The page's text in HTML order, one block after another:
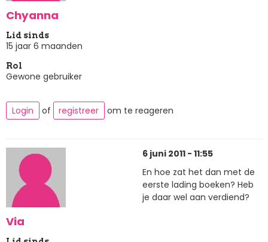
Chyanna
Lid sinds
15 jaar 6 maanden
Rol
Gewone gebruiker
Login of registreer om te reageren
Via
6 juni 2011 - 11:55
En hoe zat het dan met de
eerste lading boeken? Heb
je daar wel aan verdiend?